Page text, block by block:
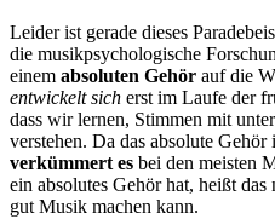
Leider ist gerade dieses
die musikpsychologische
einem absoluten Gehör auf die
entwickelt sich erst im Laufe der
dass wir lernen, Stimmen mit
verstehen. Da das absolute
verkümmert es bei den meisten
ein absolutes Gehör hat, heißt das
gut Musik machen kann.